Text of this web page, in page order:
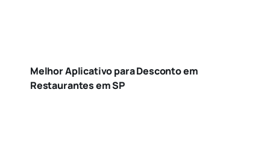
Melhor Aplicativo para Desconto em
Restaurantes em SP